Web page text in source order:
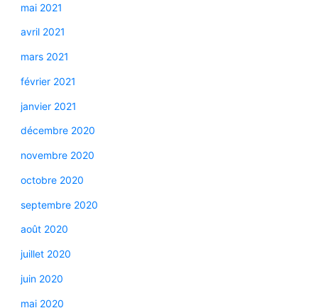
mai 2021
avril 2021
mars 2021
février 2021
janvier 2021
décembre 2020
novembre 2020
octobre 2020
septembre 2020
août 2020
juillet 2020
juin 2020
mai 2020